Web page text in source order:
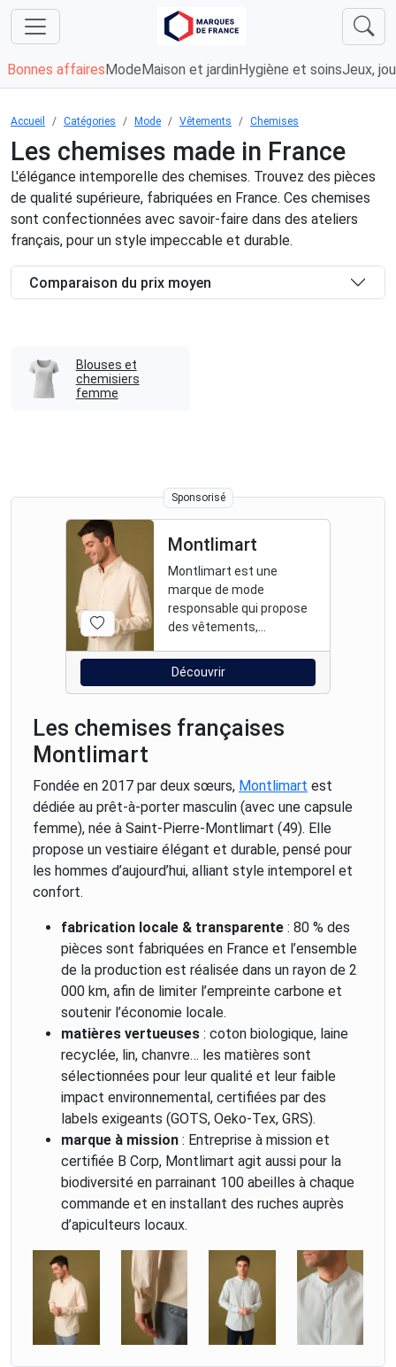
Bonnes affaires Mode Maison et jardin Hygiène et soinsJeux,
Accueil Catégories Mode Vêtements Chemises
Les chemises made in France
L'élégance intemporelle des chemises. Trouvez des pièces
de qualité supérieure, fabriquées en France. Ces chemises
sont confectionnées avec savoir-faire dans des ateliers
français, pour un style impeccable et durable.
Comparaison du prix moyen
Blouses et
chemisiers
femme
Sponsorisé
Montlimart
Montlimart est une
marque de mode
responsable qui propose
des vêtements,
accessoires pour homme
made in France, dans des
matières plus durables
des abeilles de la région
nantaise.
Découvrir
Les chemises françaises
Montlimart
Fondée en 2017 par deux sœurs, Montlimart est
dédiée au prêt-à-porter masculin (avec une capsule
femme), née à Saint-Pierre-Montlimart (49). Elle
propose un vestiaire élégant et durable, pensé pour
les hommes d’aujourd’hui, alliant style intemporel et
confort.
fabrication locale & transparente : 80 % des
pièces sont fabriquées en France et l’ensemble
de la production est réalisée dans un rayon de 2
000 km, afin de limiter l’empreinte carbone et
soutenir l’économie locale.
matières vertueuses : coton biologique, laine
recyclée, lin, chanvre… les matières sont
sélectionnées pour leur qualité et leur faible
impact environnemental, certifiées par des
labels exigeants (GOTS, Oeko-Tex, GRS).
marque à mission : Entreprise à mission et
certifiée B Corp, Montlimart agit aussi pour la
biodiversité en parrainant 100 abeilles à chaque
commande et en installant des ruches auprès
d’apiculteurs locaux.